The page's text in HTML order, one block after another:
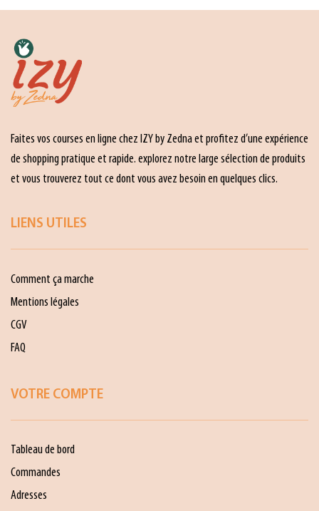
Faites vos courses en ligne chez IZY by Zedna et profitez d’une expérience
de shopping pratique et rapide. explorez notre large sélection de produits
et vous trouverez tout ce dont vous avez besoin en quelques clics.
LIENS UTILES
Comment ça marche
Mentions légales
CGV
FAQ
VOTRE COMPTE
Tableau de bord
Commandes
Adresses